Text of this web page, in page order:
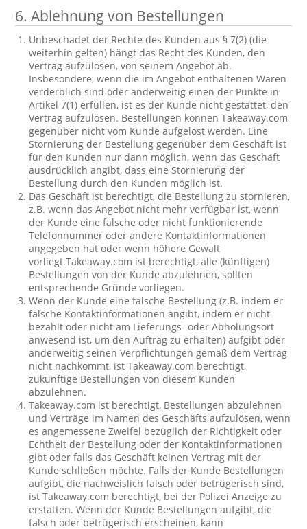
6. Ablehnung von Bestellungen
Unbeschadet der Rechte des Kunden aus § 7(2) (die
weiterhin gelten) hängt das Recht des Kunden, den
Vertrag aufzulösen, von seinem Angebot ab.
Insbesondere, wenn die im Angebot enthaltenen Waren
verderblich sind oder anderweitig einen der Punkte in
Artikel 7(1) erfüllen, ist es der Kunde nicht gestattet, den
Vertrag aufzulösen. Bestellungen können Takeaway.com
gegenüber nicht vom Kunde aufgelöst werden. Eine
Stornierung der Bestellung gegenüber dem Geschäft ist
für den Kunden nur dann möglich, wenn das Geschäft
ausdrücklich angibt, dass eine Stornierung der
Bestellung durch den Kunden möglich ist.
Das Geschäft ist berechtigt, die Bestellung zu stornieren,
z.B. wenn das Angebot nicht mehr verfügbar ist, wenn
der Kunde eine falsche oder nicht funktionierende
Telefonnummer oder andere Kontaktinformationen
angegeben hat oder wenn höhere Gewalt
vorliegt.Takeaway.com ist berechtigt, alle (künftigen)
Bestellungen von der Kunde abzulehnen, sollten
entsprechende Gründe vorliegen.
Wenn der Kunde eine falsche Bestellung (z.B. indem er
falsche Kontaktinformationen angibt, indem er nicht
bezahlt oder nicht am Lieferungs- oder Abholungsort
anwesend ist, um den Auftrag zu erhalten) aufgibt oder
anderweitig seinen Verpflichtungen gemäß dem Vertrag
nicht nachkommt, ist Takeaway.com berechtigt,
zukünftige Bestellungen von diesem Kunden
abzulehnen.
Takeaway.com ist berechtigt, Bestellungen abzulehnen
und Verträge im Namen des Geschäfts aufzulösen, wenn
es angemessene Zweifel bezüglich der Richtigkeit oder
Echtheit der Bestellung oder der Kontaktinformationen
gibt oder falls das Geschäft keinen Vertrag mit der
Kunde schließen möchte. Falls der Kunde Bestellungen
aufgibt, die nachweislich falsch oder betrügerisch sind,
ist Takeaway.com berechtigt, bei der Polizei Anzeige zu
erstatten. Wenn der Kunde Bestellungen aufgibt, die
falsch oder betrügerisch erscheinen, kann